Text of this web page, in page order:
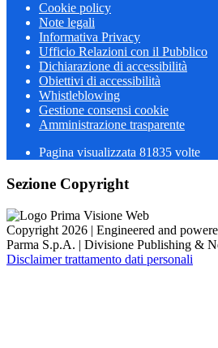
Cookie policy
Note legali
Informativa Privacy
Ufficio Relazioni con il Pubblico
Dichiarazione di accessibilità
Obiettivi di accessibilità
Whistleblowing
Gestione consensi cookie
Amministrazione trasparente
Pagina visualizzata 81835 volte
Sezione Copyright
Copyright 2026 | Engineered and
Parma S.p.A. | Divisione Publishing &
Disclaimer trattamento dati personali